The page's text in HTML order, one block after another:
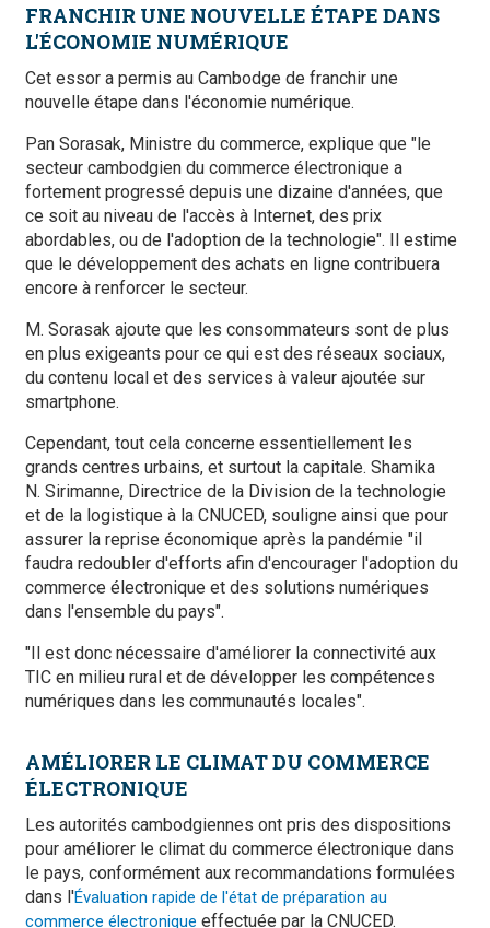
FRANCHIR UNE NOUVELLE ÉTAPE DANS
L'ÉCONOMIE NUMÉRIQUE
Cet essor a permis au Cambodge de franchir une
nouvelle étape dans l'économie numérique.
Pan Sorasak, Ministre du commerce, explique que "le
secteur cambodgien du commerce électronique a
fortement progressé depuis une dizaine d'années, que
ce soit au niveau de l'accès à Internet, des prix
abordables, ou de l'adoption de la technologie". Il estime
que le développement des achats en ligne contribuera
encore à renforcer le secteur.
M. Sorasak ajoute que les consommateurs sont de plus
en plus exigeants pour ce qui est des réseaux sociaux,
du contenu local et des services à valeur ajoutée sur
smartphone.
Cependant, tout cela concerne essentiellement les
grands centres urbains, et surtout la capitale. Shamika
N. Sirimanne, Directrice de la Division de la technologie
et de la logistique à la CNUCED, souligne ainsi que pour
assurer la reprise économique après la pandémie "il
faudra redoubler d'efforts afin d'encourager l'adoption du
commerce électronique et des solutions numériques
dans l'ensemble du pays".
"Il est donc nécessaire d'améliorer la connectivité aux
TIC en milieu rural et de développer les compétences
numériques dans les communautés locales".
AMÉLIORER LE CLIMAT DU COMMERCE
ÉLECTRONIQUE
Les autorités cambodgiennes ont pris des dispositions
pour améliorer le climat du commerce électronique dans
le pays, conformément aux recommandations formulées
dans l'Évaluation rapide de l'état de préparation au
commerce électronique effectuée par la CNUCED.